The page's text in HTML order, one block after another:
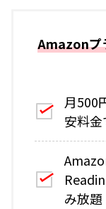
Amazonプ
月500
安料金
み放題